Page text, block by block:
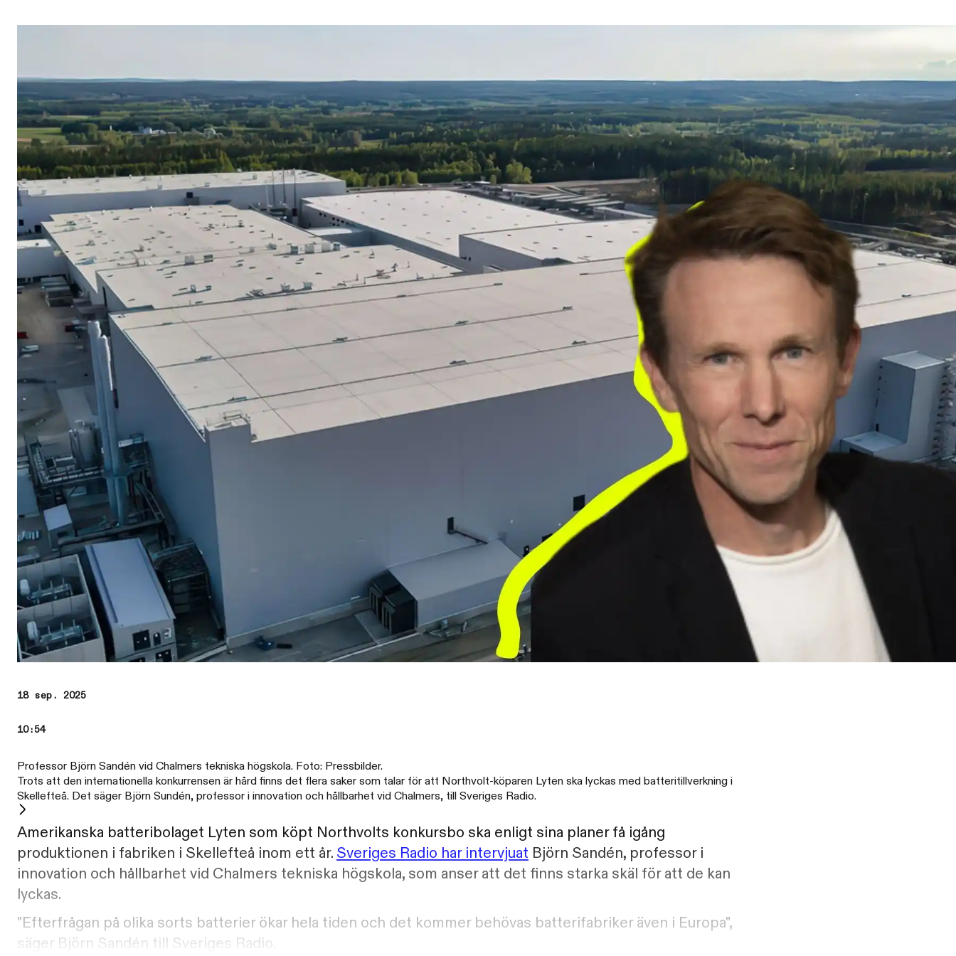
18 sep. 2025
10:54
Professor Björn Sandén vid Chalmers tekniska högskola. Foto: Pressbilder.
Trots att den internationella konkurrensen är hård finns det flera saker som talar för att Northvolt-köparen Lyten ska lyckas med batteritillverkning i
Skellefteå. Det säger Björn Sundén, professor i innovation och hållbarhet vid Chalmers, till Sveriges Radio.
Amerikanska batteribolaget Lyten som köpt Northvolts konkursbo ska enligt sina planer få igång
produktionen i fabriken i Skellefteå inom ett år. Sveriges Radio har intervjuat Björn Sandén, professor i
innovation och hållbarhet vid Chalmers tekniska högskola, som anser att det finns starka skäl för att de kan
lyckas.
"Efterfrågan på olika sorts batterier ökar hela tiden och det kommer behövas batterifabriker även i Europa",
säger Björn Sandén till Sveriges Radio.